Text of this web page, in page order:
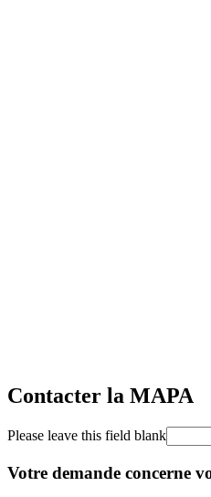
Contacter la MAPA
Please leave this field blank
Votre demande concerne